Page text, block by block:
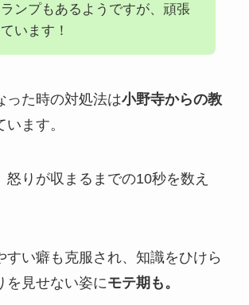
ンプもあるようですが、頑張
います！
った時の対処法は小野寺からの教
ます。
怒りが収まるまでの10秒を数え
すい癖も克服され、知識をひけら
を見せない姿にモテ期も。